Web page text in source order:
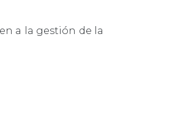
a la gestión de la